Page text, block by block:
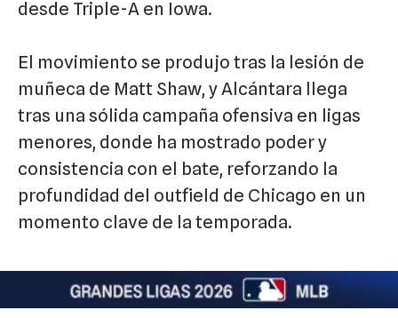
desde Triple-A en Iowa.
El movimiento se produjo tras la lesión de
muñeca de Matt Shaw, y Alcántara llega
tras una sólida campaña ofensiva en ligas
menores, donde ha mostrado poder y
consistencia con el bate, reforzando la
profundidad del outfield de Chicago en un
momento clave de la temporada.